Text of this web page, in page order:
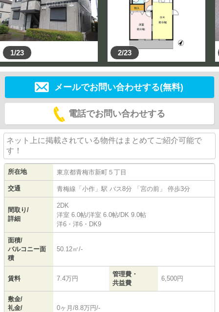
1/23 2/23
メールでお問い合わせする(無料)
電話でお問い合わせする
ネット上に掲載されている物件はまとめてご紹介可能で
す！
所在地 東京都青梅市新町 ５丁目
交通 青梅線 「小作 」駅 バス8分 「宮の前」 停歩3分
間取り/
詳細
2DK
洋室 6.0帖/洋室 6.0帖/DK 9.0帖
洋6・洋6・DK9
面積/
バルコニー面
積
50.12㎡/-
賃料 7.4万円
管理費・
共益費
6,500円
敷金/
礼金/
0ヶ月/8.8万円/-